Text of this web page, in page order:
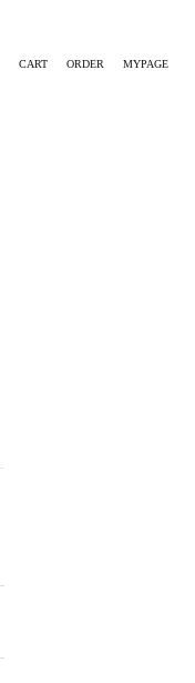
CART ORDER MYPAGE